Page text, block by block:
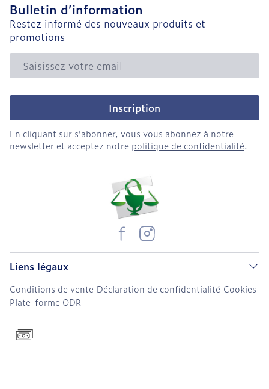
Bulletin d’information
Restez informé des nouveaux produits et
promotions
Adresse mail
Inscription
En cliquant sur s'abonner, vous vous abonnez à notre
newsletter et acceptez notre politique de confidentialité.
Liens légaux
Conditions de vente Déclaration de confidentialité Cookies
Plate-forme ODR